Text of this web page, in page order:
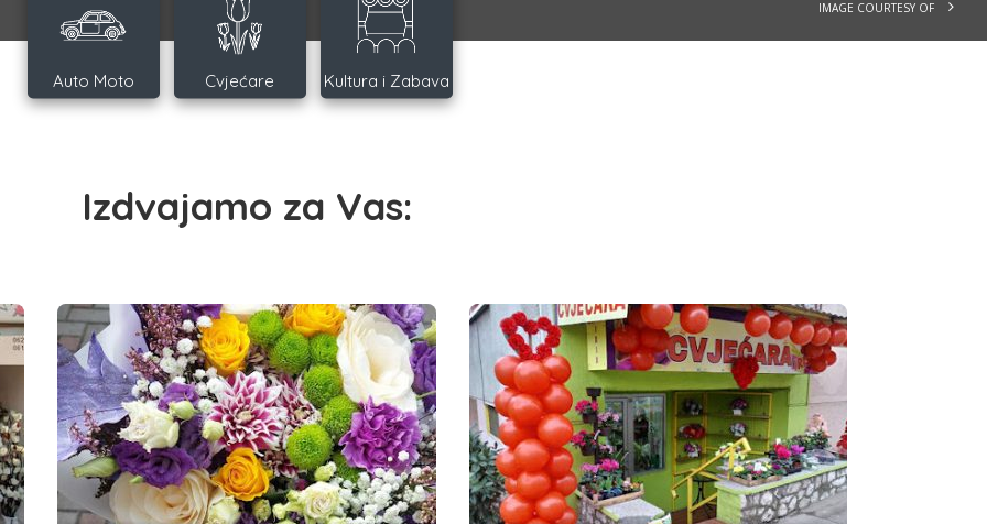
IMAGE COURTESY OF
Auto Moto Cvjećare Kultura i Zabava
Izdvajamo za Vas: